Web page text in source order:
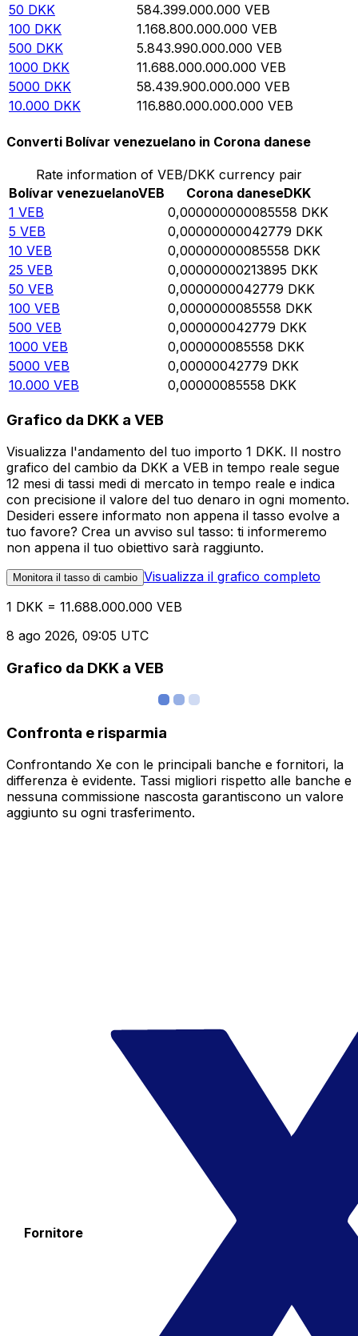
50 DKK 584.399.000.000 VEB
100 DKK 1.168.800.000.000 VEB
500 DKK 5.843.990.000.000 VEB
1000 DKK 11.688.000.000.000 VEB
5000 DKK 58.439.900.000.000 VEB
10.000 DKK 116.880.000.000.000 VEB
Converti Bolívar venezuelano in Corona danese
Rate information of VEB/DKK currency pair
Bolívar venezuelanoVEB Corona daneseDKK
1 VEB 0,000000000085558 DKK
5 VEB 0,00000000042779 DKK
10 VEB 0,00000000085558 DKK
25 VEB 0,00000000213895 DKK
50 VEB 0,0000000042779 DKK
100 VEB 0,0000000085558 DKK
500 VEB 0,000000042779 DKK
1000 VEB 0,000000085558 DKK
5000 VEB 0,00000042779 DKK
10.000 VEB 0,00000085558 DKK
Grafico da DKK a VEB
Visualizza l'andamento del tuo importo 1 DKK. Il nostro
grafico del cambio da DKK a VEB in tempo reale segue
12 mesi di tassi medi di mercato in tempo reale e indica
con precisione il valore del tuo denaro in ogni momento.
Desideri essere informato non appena il tasso evolve a
tuo favore? Crea un avviso sul tasso: ti informeremo
non appena il tuo obiettivo sarà raggiunto.
Monitora il tasso di cambio Visualizza il grafico completo
1 DKK = 11.688.000.000 VEB
8 ago 2026, 09:05 UTC
Grafico da DKK a VEB
Confronta e risparmia
Confrontando Xe con le principali banche e fornitori, la
differenza è evidente. Tassi migliori rispetto alle banche e
nessuna commissione nascosta garantiscono un valore
aggiunto su ogni trasferimento.
Fornitore